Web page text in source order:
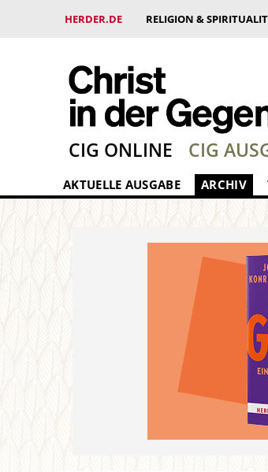
HERDER.DE RELIGION &
CIG ONLINE CIG
AKTUELLE AUSGABE ARCHIV